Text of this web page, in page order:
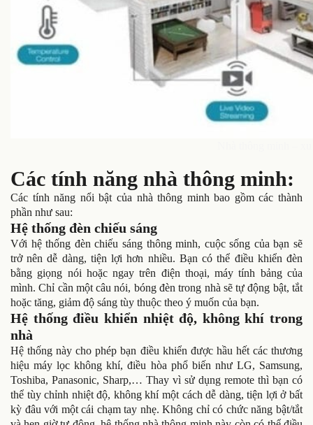
Các tính năng nhà thông minh:
Các tính năng nổi bật của nhà thông minh bao gồm các thành
phần như sau:
Hệ thống đèn chiếu sáng
Với hệ thống đèn chiếu sáng thông minh, cuộc sống của bạn sẽ
trở nên dễ dàng, tiện lợi hơn nhiều. Bạn có thể điều khiển đèn
bằng giọng nói hoặc ngay trên điện thoại, máy tính bảng của
mình. Chỉ cần một câu nói, bóng đèn trong nhà sẽ tự động bật, tắt
hoặc tăng, giảm độ sáng tùy thuộc theo ý muốn của bạn.
Hệ thống điều khiển nhiệt độ, không khí trong
nhà
Hệ thống này cho phép bạn điều khiển được hầu hết các thương
hiệu máy lọc không khí, điều hòa phổ biến như LG, Samsung,
Toshiba, Panasonic, Sharp,… Thay vì sử dụng remote thì bạn có
thể tùy chỉnh nhiệt độ, không khí một cách dễ dàng, tiện lợi ở bất
kỳ đâu với một cái chạm tay nhẹ. Không chỉ có chức năng bật/tắt